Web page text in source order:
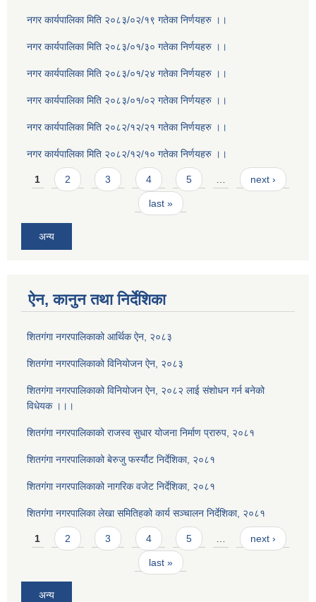
नगर कार्यपालिका मिति २०८३/०२/१९ गतेका निर्णयहरु ।।
नगर कार्यपालिका मिति २०८३/०१/३० गतेका निर्णयहरु ।।
नगर कार्यपालिका मिति २०८३/०१/२४ गतेका निर्णयहरु ।।
नगर कार्यपालिका मिति २०८३/०१/०२ गतेका निर्णयहरु ।।
नगर कार्यपालिका मिति २०८२/१२/२१ गतेका निर्णयहरु ।।
नगर कार्यपालिका मिति २०८२/१२/१० गतेका निर्णयहरु ।।
Pages
1 2 3 4 5 … next ›
last »
अन्य
ऐन, कानुन तथा निर्देशिका
शितगंगा नगरपालिकाको आर्थिक ऐन, २०८३
शितगंगा नगरपालिकाको विनियोजन ऐन, २०८३
शितगंगा नगरपालिकाको विनियोजन ऐन, २०८२ लाई संशोधन गर्न बनेको
विधेयक ।।।
शितगंगा नगरपालिकाको राजस्व सुधार योजना निर्माण प्रारुप, २०८१
शितगंगा नगरपालिकाको बेरुजु फर्स्यौट निर्देशिका, २०८१
शितगंगा नगरपालिकाको नागरिक वजेट निर्देशिका, २०८१
शितगंगा नगरपालिका लेखा समितिहको कार्य सञ्चालन निर्देशिका, २०८१
Pages
1 2 3 4 5 next ›
last »
अन्य